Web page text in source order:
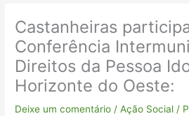
Castanheiras
Conferência
Direitos da Pessoa
Horizonte do Oeste:
Deixe um comentário /Ação Social /